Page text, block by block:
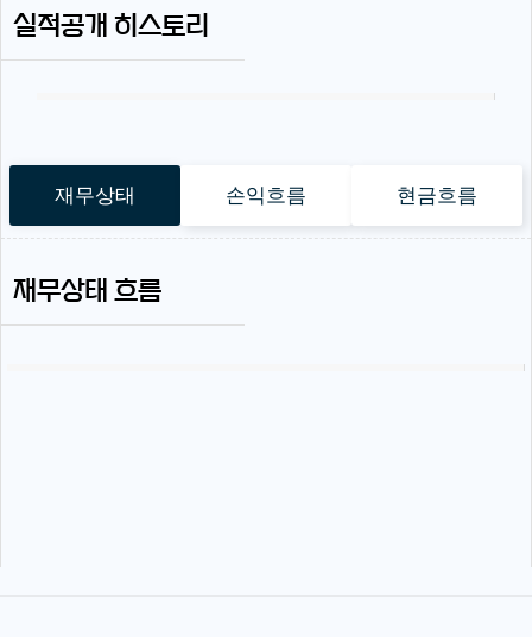
실적공개 히스토리
재무상태 손익흐름 현금흐름
재무상태 흐름